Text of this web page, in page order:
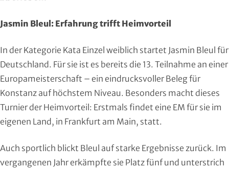
Jasmin Bleul: Erfahrung trifft Heimvorteil
In der Kategorie Kata Einzel weiblich startet Jasmin Bleul für
Deutschland. Für sie ist es bereits die 13. Teilnahme an einer
Europameisterschaft – ein eindrucksvoller Beleg für
Konstanz auf höchstem Niveau. Besonders macht dieses
Turnier der Heimvorteil: Erstmals findet eine EM für sie im
eigenen Land, in Frankfurt am Main, statt.
Auch sportlich blickt Bleul auf starke Ergebnisse zurück. Im
vergangenen Jahr erkämpfte sie Platz fünf und unterstrich
Ju-Jutsu
Judo
Kanu
Kegeln und Bowling